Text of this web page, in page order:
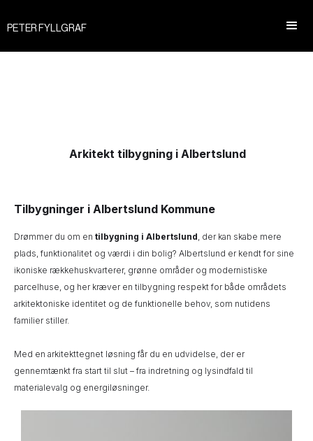
PETER FYLLGRAF
Arkitekt tilbygning i Albertslund
Tilbygninger i Albertslund Kommune
Drømmer du om en tilbygning i Albertslund, der kan skabe mere
plads, funktionalitet og værdi i din bolig? Albertslund er kendt for sine
ikoniske rækkehuskvarterer, grønne områder og modernistiske
parcelhuse, og her kræver en tilbygning respekt for både områdets
arkitektoniske identitet og de funktionelle behov, som nutidens
familier stiller.
Med en arkitekttegnet løsning får du en udvidelse, der er
gennemtænkt fra start til slut – fra indretning og lysindfald til
materialevalg og energiløsninger.